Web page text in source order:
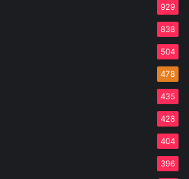
929
838
504
478
435
428
404
396